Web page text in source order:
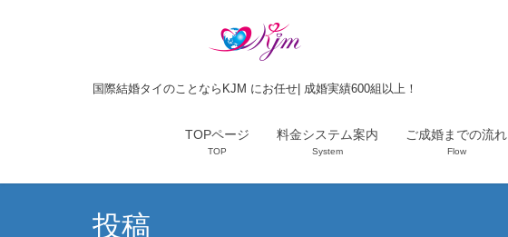
国際結婚タイのことならKJM にお任せ| 成婚実績600組以上！
TOPページ
TOP
料金システム案内
System
ご成婚までの流れ
Flow
投稿